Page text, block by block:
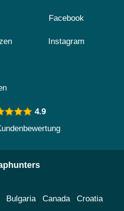
Facebook
Instagram
4.9
Bulgaria Canada Croatia